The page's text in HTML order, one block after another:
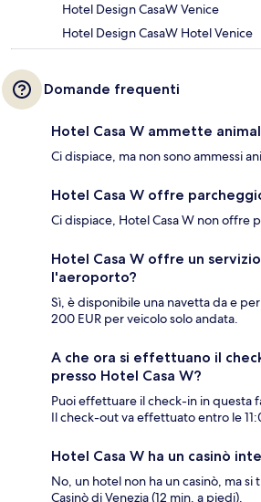
Hotel Design CasaW Venice
Hotel Design CasaW Hotel Venice
Domande frequenti
Hotel Casa W ammette
Ci dispiace, ma non sono ammessi
Hotel Casa W offre
Ci dispiace, Hotel Casa W non offre
Hotel Casa W offre un
l'aeroporto?
Sì, è disponibile una navetta da e
200 EUR per veicolo solo andata.
A che ora si effettuano il
presso Hotel Casa W?
Puoi effettuare il check-in in questa
Il check-out va effettuato entro le
Hotel Casa W ha un casinò
No, un hotel non ha un casinò, ma si
Casinò di Venezia (12 min. a piedi).